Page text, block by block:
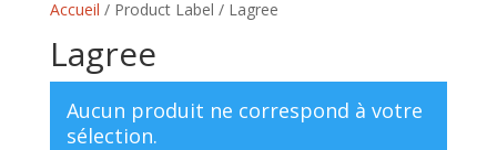
Accueil / Product Label / Lagree
Lagree
Aucun produit ne correspond à votre
sélection.